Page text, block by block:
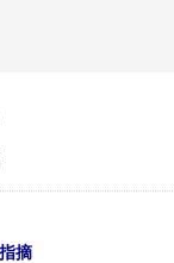
摘